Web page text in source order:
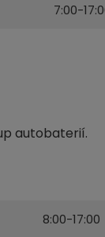
7:00-
autobaterií.
8:00-17:00